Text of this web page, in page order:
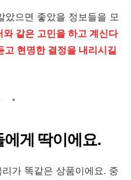
았으면 좋았을 정보들을 모
와 같은 고민을 하고 계신다
고 현명한 결정을 내리시길
에게 딱이에요.
가 똑같은 상품이에요. 중